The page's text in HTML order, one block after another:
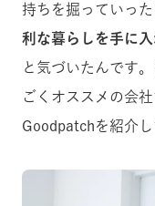
持ちを掘っていった
利な暮らしを手に
と気づいたんです
ごくオススメの会
Goodpatchを紹介し